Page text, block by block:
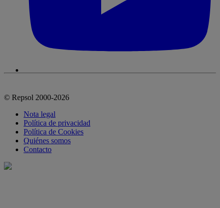
© Repsol 2000-2026
Nota legal
Política de privacidad
Política de Cookies
Quiénes somos
Contacto